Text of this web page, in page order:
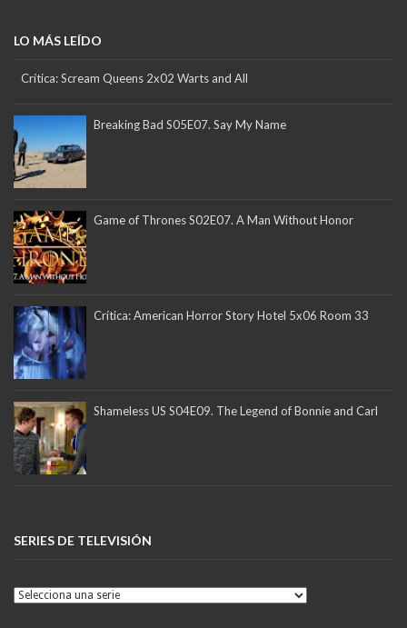
LO MÁS LEÍDO
Crítica: Scream Queens 2x02 Warts and All
Breaking Bad S05E07. Say My Name
Game of Thrones S02E07. A Man Without Honor
Crítica: American Horror Story Hotel 5x06 Room 33
Shameless US S04E09. The Legend of Bonnie and Carl
SERIES DE TELEVISIÓN